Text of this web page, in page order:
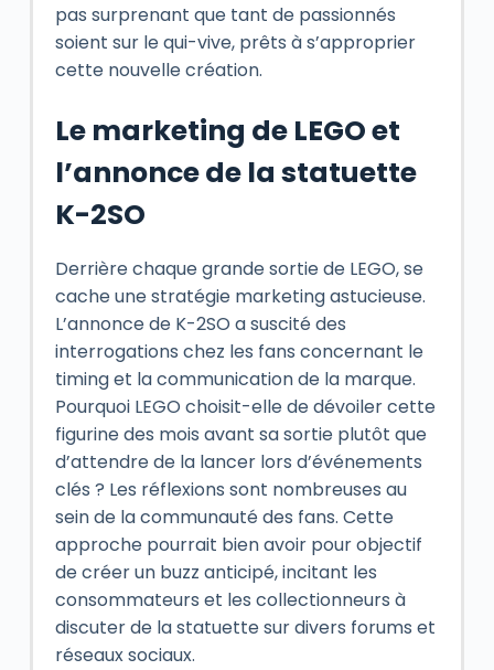
pas surprenant que tant de passionnés
soient sur le qui-vive, prêts à s’approprier
cette nouvelle création.
Le marketing de LEGO et
l’annonce de la statuette
K-2SO
Derrière chaque grande sortie de LEGO, se
cache une stratégie marketing astucieuse.
L’annonce de K-2SO a suscité des
interrogations chez les fans concernant le
timing et la communication de la marque.
Pourquoi LEGO choisit-elle de dévoiler cette
figurine des mois avant sa sortie plutôt que
d’attendre de la lancer lors d’événements
clés ? Les réflexions sont nombreuses au
sein de la communauté des fans. Cette
approche pourrait bien avoir pour objectif
de créer un buzz anticipé, incitant les
consommateurs et les collectionneurs à
discuter de la statuette sur divers forums et
réseaux sociaux.